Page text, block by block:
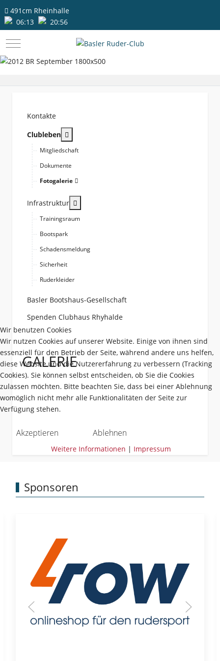
491cm Rheinhalle
06:13
20:56
Mobile Menu Toggle
Kontakte
Clubleben
Mitgliedschaft
Dokumente
Fotogalerie
Infrastruktur
Trainingsraum
Bootspark
Schadensmeldung
Sicherheit
Ruderkleider
Basler Bootshaus-Gesellschaft
Spenden Clubhaus Rhyhalde
GALERIE
Sponsoren
Wir benutzen Cookies
Wir nutzen Cookies auf unserer Website. Einige von ihnen sind
essenziell für den Betrieb der Seite, während andere uns helfen,
diese Website und die Nutzererfahrung zu verbessern (Tracking
Cookies). Sie können selbst entscheiden, ob Sie die Cookies
zulassen möchten. Bitte beachten Sie, dass bei einer Ablehnung
womöglich nicht mehr alle Funktionalitäten der Seite zur
Verfügung stehen.
Akzeptieren Ablehnen
Weitere Informationen | Impressum